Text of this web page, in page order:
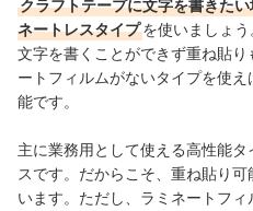
クラフトテープに文字を書きた
ネートレスタイプを使いましょう
文字を書くことができず重ね貼
ートフィルムがないタイプを使
能です。
主に業務用として使える高性能
スです。だからこそ、重ね貼り
います。ただし、ラミネートフ